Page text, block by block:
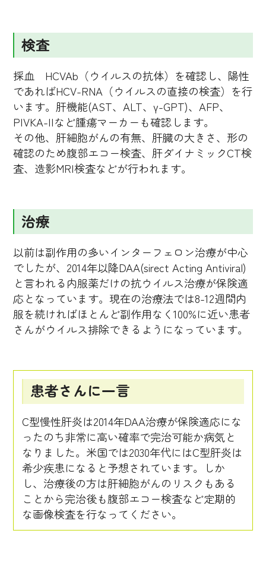
検査
採血 HCVAb（ウイルスの抗体）を確認し、陽性
であればHCV-RNA（ウイルスの直接の検査）を行
います。肝機能(AST、ALT、γ-GPT)、AFP、
PIVKA-IIなど腫瘍マーカーも確認します。
その他、肝細胞がんの有無、肝臓の大きさ、形の
確認のため腹部エコー検査、肝ダイナミックCT検
査、造影MRI検査などが行われます。
治療
以前は副作用の多いインターフェロン治療が中心
でしたが、2014年以降DAA(sirect Acting Antiviral)
と言われる内服薬だけの抗ウイルス治療が保険適
応となっています。現在の治療法では8-12週間内
服を続ければほとんど副作用なく100%に近い患者
さんがウイルス排除できるようになっています。
患者さんに一言
C型慢性肝炎は2014年DAA治療が保険適応にな
ったのち非常に高い確率で完治可能か病気と
なりました。米国では2030年代にはC型肝炎は
希少疾患になると予想されています。しか
し、治療後の方は肝細胞がんのリスクもある
ことから完治後も腹部エコー検査など定期的
な画像検査を行なってください。